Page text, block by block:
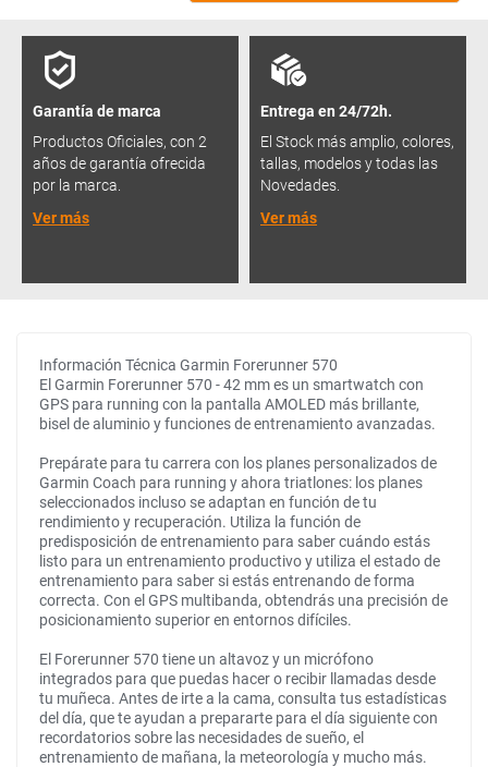
Garantía de marca
Productos Oficiales, con 2
años de garantía ofrecida
por la marca.
Ver más
Entrega en 24/72h.
El Stock más amplio, colores,
tallas, modelos y todas las
Novedades.
Ver más
Información Técnica Garmin Forerunner 570
El Garmin Forerunner 570 - 42 mm es un smartwatch con
GPS para running con la pantalla AMOLED más brillante,
bisel de aluminio y funciones de entrenamiento avanzadas.
Prepárate para tu carrera con los planes personalizados de
Garmin Coach para running y ahora triatlones: los planes
seleccionados incluso se adaptan en función de tu
rendimiento y recuperación. Utiliza la función de
predisposición de entrenamiento para saber cuándo estás
listo para un entrenamiento productivo y utiliza el estado de
entrenamiento para saber si estás entrenando de forma
correcta. Con el GPS multibanda, obtendrás una precisión de
posicionamiento superior en entornos difíciles.
El Forerunner 570 tiene un altavoz y un micrófono
integrados para que puedas hacer o recibir llamadas desde
tu muñeca. Antes de irte a la cama, consulta tus estadísticas
del día, que te ayudan a prepararte para el día siguiente con
recordatorios sobre las necesidades de sueño, el
entrenamiento de mañana, la meteorología y mucho más.